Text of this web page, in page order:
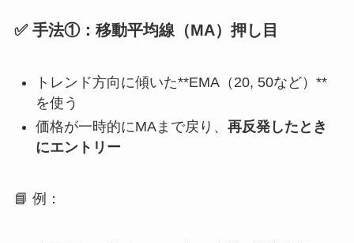
✅ 手法①：移動平均線（MA）押し目
トレンド方向に傾いた**EMA（20, 50など）**
を使う
価格が一時的にMAまで戻り、 再反発したとき
にエントリー
📘 例：